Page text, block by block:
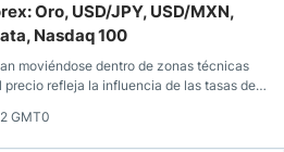
Oro, USD/JPY, USD/MXN,
Nasdaq 100
moviéndose dentro de zonas técnicas
refleja la influencia de las tasas de
de los inversores.
GMT0